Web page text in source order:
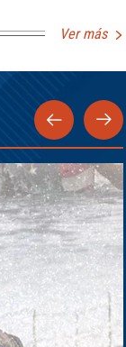
Ver más